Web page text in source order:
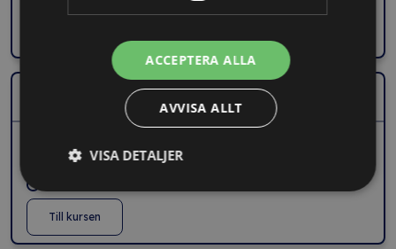
Så får dina anställda ett säkerhetstänk
– skapa en kultur där säkerheten är allas ansvar
Till kursen
ACCEPTERA ALLA
AVVISA ALLT
VISA DETALJER